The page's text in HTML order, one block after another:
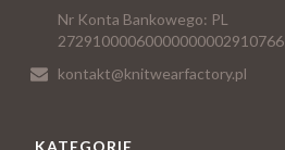
Nr Konta Bankowego: PL
27291000060000000002910766
kontakt@knitwearfactory.pl
KATEGORIE